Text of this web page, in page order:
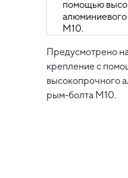
Предусмотрено
крепление с
высокопрочного
рым-болта М10.